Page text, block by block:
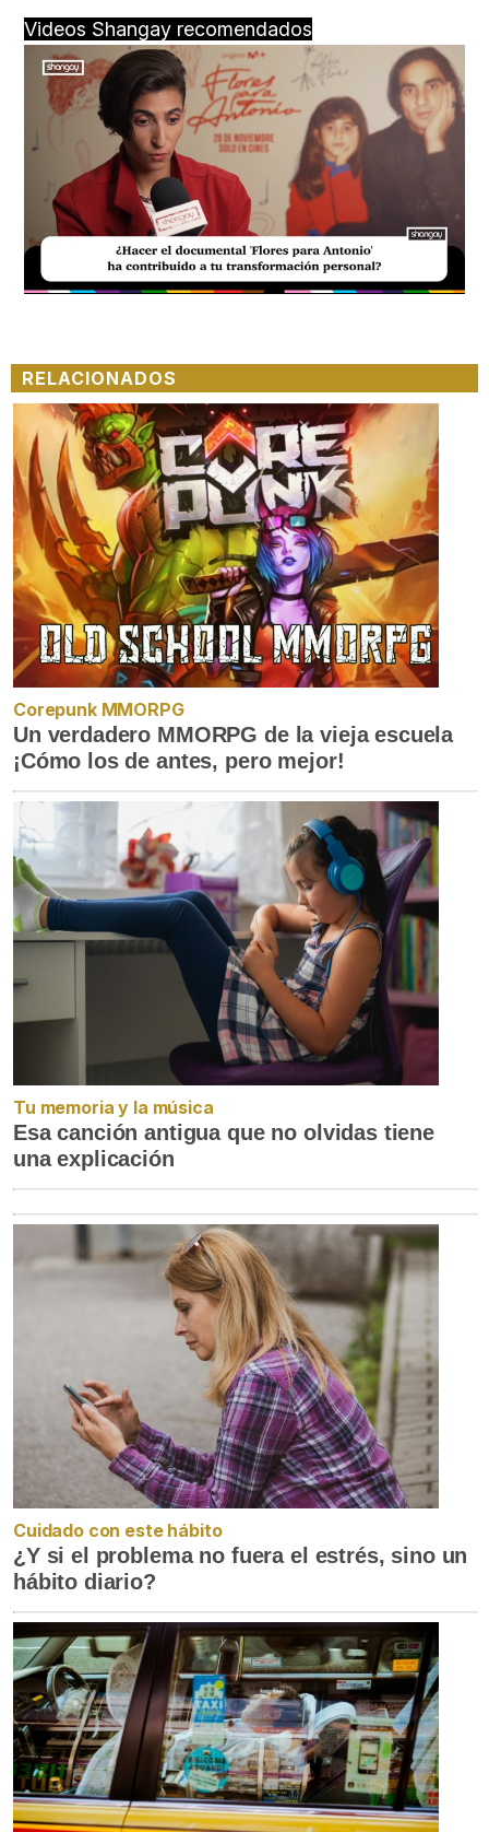
Videos Shangay recomendados
Unmute Loaded:
20.99%
RELACIONADOS
Corepunk MMORPG
Un verdadero MMORPG de la vieja escuela
¡Cómo los de antes, pero mejor!
Tu memoria y la música
Esa canción antigua que no olvidas tiene
una explicación
Cuidado con este hábito
¿Y si el problema no fuera el estrés, sino un
hábito diario?